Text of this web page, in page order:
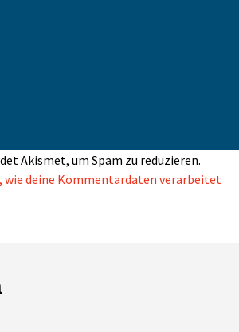
Akismet, um Spam zu reduzieren.
wie deine Kommentardaten verarbeitet